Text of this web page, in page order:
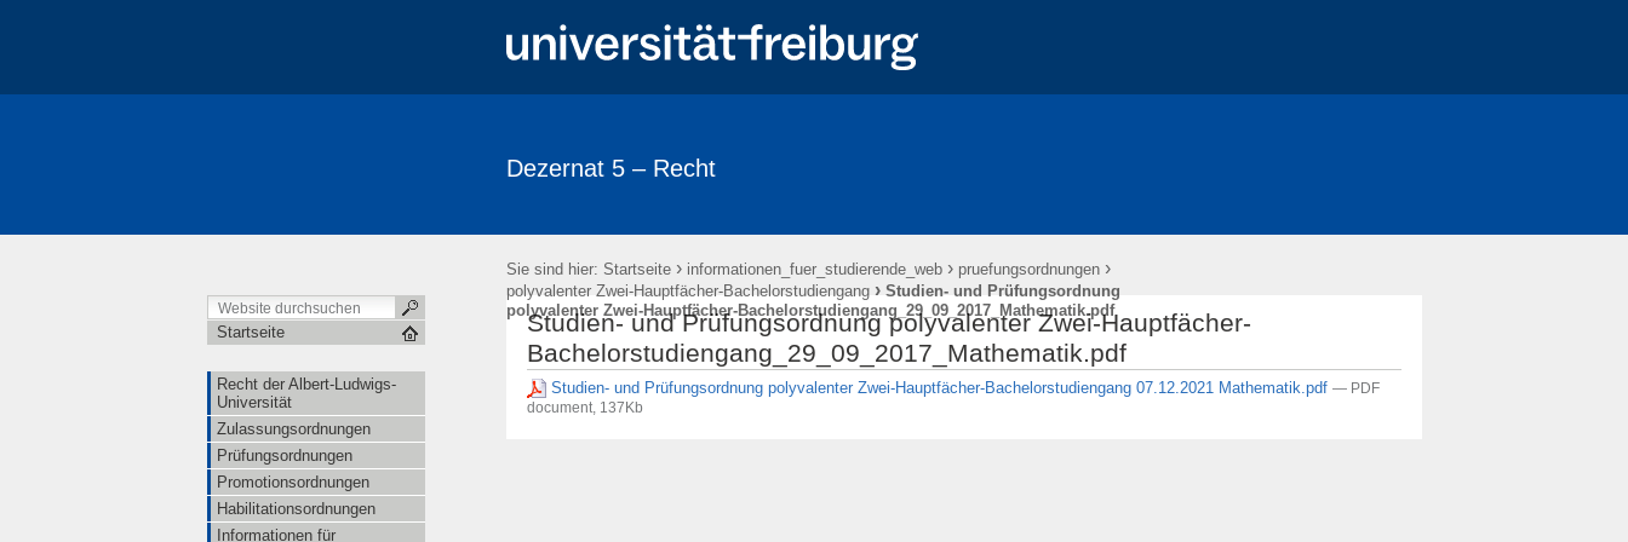
Dezernat 5 – Recht
Sie sind hier: Startseite › informationen_fuer_studierende_web › pruefungsordnungen ›
polyvalenter Zwei-Hauptfächer-Bachelorstudiengang › Studien- und Prüfungsordnung
polyvalenter Zwei-Hauptfächer-Bachelorstudiengang_29_09_2017_Mathematik.pdf
Startseite
Recht der Albert-Ludwigs-
Universität
Zulassungsordnungen
Prüfungsordnungen
Promotionsordnungen
Habilitationsordnungen
Informationen für
Studien- und Prüfungsordnung polyvalenter Zwei-Hauptfächer-
Bachelorstudiengang_29_09_2017_Mathematik.pdf
Studien- und Prüfungsordnung polyvalenter Zwei-Hauptfächer-Bachelorstudiengang 07.12.2021 Mathematik.pdf — PDF
document, 137Kb